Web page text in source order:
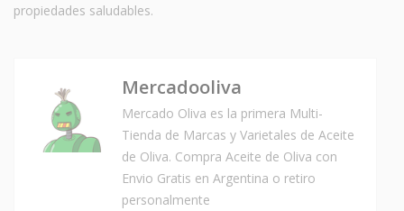
propiedades saludables.
Mercadooliva
Mercado Oliva es la primera Multi-
Tienda de Marcas y Varietales de Aceite
de Oliva. Compra Aceite de Oliva con
Envio Gratis en Argentina o retiro
personalmente